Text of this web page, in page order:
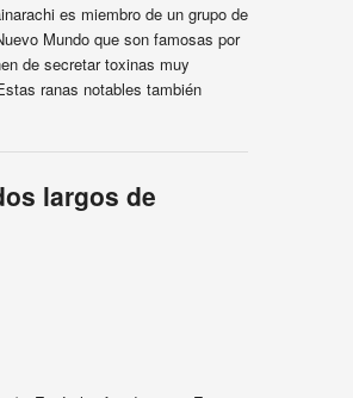
es miembro de un grupo de
Mundo que son famosas por
de secretar toxinas muy
ranas notables también
largos de